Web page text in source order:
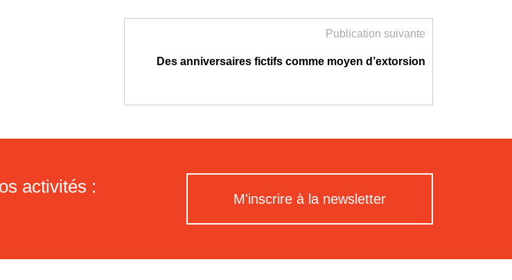
Publication suivante
Des anniversaires fictifs comme moyen d’extorsion
activités :
M'inscrire à la newsletter